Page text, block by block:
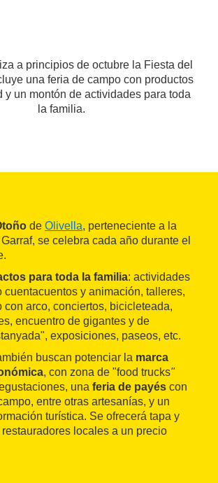
a principios de octubre la Fiesta del
una feria de campo con productos
y un montón de actividades para toda
la familia.
de Olivella, perteneciente a la
se celebra cada año durante el
para toda la familia: actividades
cuentacuentos y animación, talleres,
con arco, conciertos, bicicleteada,
encuentro de gigantes y de
exposiciones, paseos, etc.
buscan potenciar la marca
, con zona de "food trucks"
una feria de payés con
entre otras artesanías, y un
turística. Se ofrecerá tapa y
locales a un precio